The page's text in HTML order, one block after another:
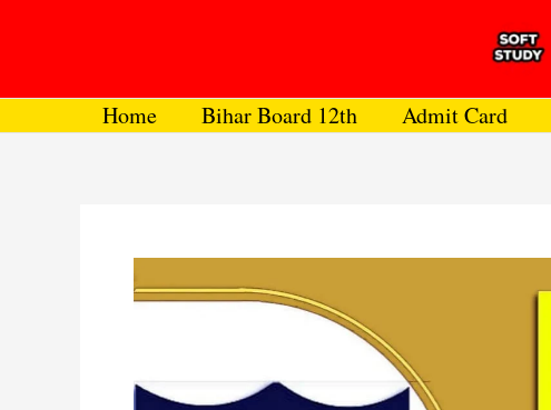
Home Bihar Board 12th Admit Card